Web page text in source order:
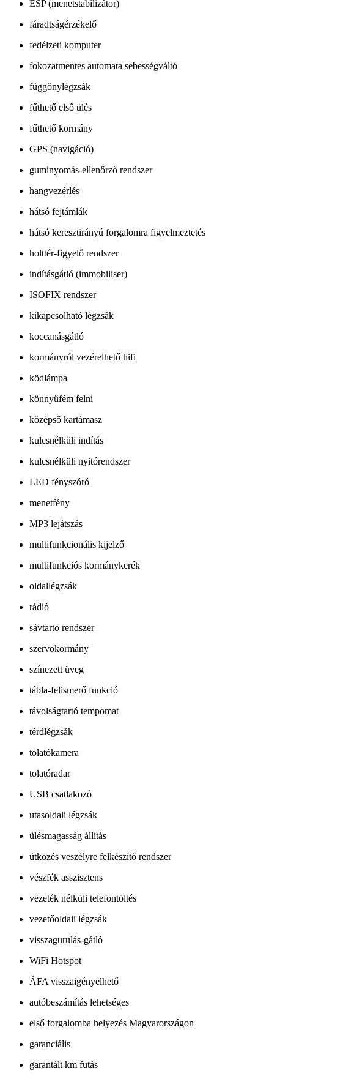
ESP (menetstabilizátor)
fáradtságérzékelő
fedélzeti komputer
fokozatmentes automata sebességváltó
függönylégzsák
fűthető első ülés
fűthető kormány
GPS (navigáció)
guminyomás-ellenőrző rendszer
hangvezérlés
hátsó fejtámlák
hátsó keresztirányú forgalomra figyelmeztetés
holttér-figyelő rendszer
indításgátló (immobiliser)
ISOFIX rendszer
kikapcsolható légzsák
koccanásgátló
kormányról vezérelhető hifi
ködlámpa
könnyűfém felni
középső kartámasz
kulcsnélküli indítás
kulcsnélküli nyitórendszer
LED fényszóró
menetfény
MP3 lejátszás
multifunkcionális kijelző
multifunkciós kormánykerék
oldallégzsák
rádió
sávtartó rendszer
szervokormány
színezett üveg
tábla-felismerő funkció
távolságtartó tempomat
térdlégzsák
tolatókamera
tolatóradar
USB csatlakozó
utasoldali légzsák
ülésmagasság állítás
ütközés veszélyre felkészítő rendszer
vészfék asszisztens
vezeték nélküli telefontöltés
vezetőoldali légzsák
visszagurulás-gátló
WiFi Hotspot
ÁFA visszaigényelhető
autóbeszámítás lehetséges
első forgalomba helyezés Magyarországon
garanciális
garantált km futás